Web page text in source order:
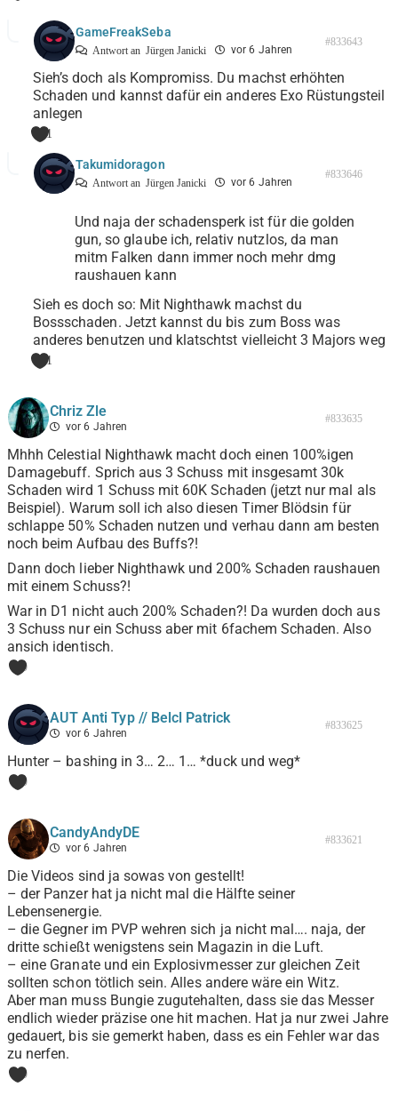
GameFreakSeba
Antwort an Jürgen Janicki vor 6 Jahren
#833643
Sieh’s doch als Kompromiss. Du machst erhöhten
Schaden und kannst dafür ein anderes Exo Rüstungsteil
anlegen
1
Takumidoragon
Antwort an Jürgen Janicki vor 6 Jahren
#833646
Und naja der schadensperk ist für die golden
gun, so glaube ich, relativ nutzlos, da man
mitm Falken dann immer noch mehr dmg
raushauen kann
Sieh es doch so: Mit Nighthawk machst du
Bossschaden. Jetzt kannst du bis zum Boss was
anderes benutzen und klatschtst vielleicht 3 Majors weg
1
Chriz Zle
vor 6 Jahren
#833635
Mhhh Celestial Nighthawk macht doch einen 100%igen
Damagebuff. Sprich aus 3 Schuss mit insgesamt 30k
Schaden wird 1 Schuss mit 60K Schaden (jetzt nur mal als
Beispiel). Warum soll ich also diesen Timer Blödsin für
schlappe 50% Schaden nutzen und verhau dann am besten
noch beim Aufbau des Buffs?!
Dann doch lieber Nighthawk und 200% Schaden raushauen
mit einem Schuss?!
War in D1 nicht auch 200% Schaden?! Da wurden doch aus
3 Schuss nur ein Schuss aber mit 6fachem Schaden. Also
ansich identisch.
0
AUT Anti Typ // Belcl Patrick
vor 6 Jahren
#833625
Hunter – bashing in 3… 2… 1… *duck und weg*
0
CandyAndyDE
vor 6 Jahren
#833621
Die Videos sind ja sowas von gestellt!
– der Panzer hat ja nicht mal die Hälfte seiner
Lebensenergie.
– die Gegner im PVP wehren sich ja nicht mal…. naja, der
dritte schießt wenigstens sein Magazin in die Luft.
– eine Granate und ein Explosivmesser zur gleichen Zeit
sollten schon tötlich sein. Alles andere wäre ein Witz.
Aber man muss Bungie zugutehalten, dass sie das Messer
endlich wieder präzise one hit machen. Hat ja nur zwei Jahre
gedauert, bis sie gemerkt haben, dass es ein Fehler war das
zu nerfen.
0